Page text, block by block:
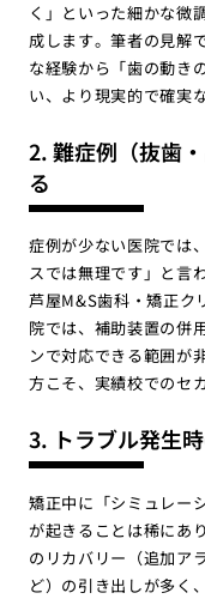
く」といった細かな微
成します。筆者の見解
な経験から「歯の動き
い、より現実的で確実
2. 難症例（抜歯
る
症例が少ない医院では
スでは無理です」と言
芦屋M&S歯科・矯正ク
院では、補助装置の併
ンで対応できる範囲が
方こそ、実績校でのセ
3. トラブル発生
矯正中に「シミュレー
が起きることは稀にあ
のリカバリー（追加ア
ど）の引き出しが多く